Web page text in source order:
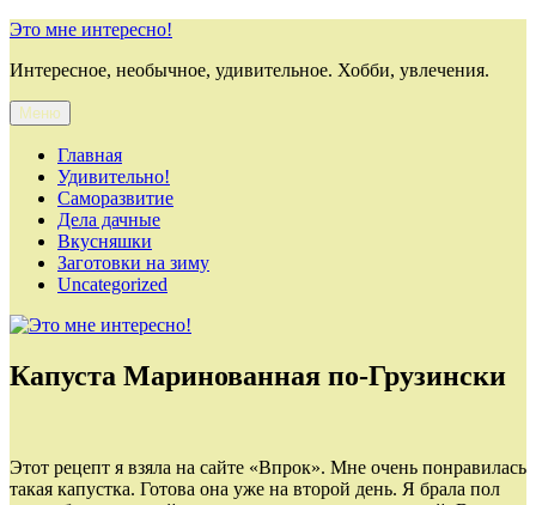
Перейти
содержимому
Это мне интересно!
Интересное, необычное, удивительное. Хобби, увлечения.
Меню
Главная
Удивительно!
Саморазвитие
Дела дачные
Вкусняшки
Заготовки на зиму
Uncategorized
Капуста Маринованная по-Грузински
Этот рецепт я взяла на сайте «Впрок». Мне очень понравилась
такая капустка. Готова она уже на второй день. Я брала пол